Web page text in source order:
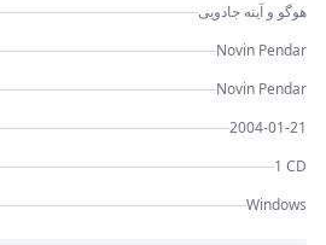
هوگو و آینه جادویی
Novin Pendar
Novin Pendar
2004-01-21
1 CD
Windows